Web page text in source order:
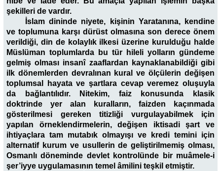
şekilleri de vardır.
İslam dininde niyete, kişinin Yaratanına, kendine
ve toplumuna karşı dürüst olmasına son derece önem
verildiği, din de kolaylık ilkesi üzerine kurulduğu halde
Müslüman toplumlarda bu tür hileli yolların gündeme
gelmiş olması insanî zaaflardan kaynaklanabildiği gibi
ilk dönemlerden devralınan kural ve ölçülerin değişen
toplumsal hayata ve şartlara cevap veremez oluşuyla
da bağlantılıdır. Nitekim, faiz konusunda klasik
doktrinde yer alan kuralların, faizden kaçınmada
gösterilmesi gereken titizliği vurgulayabilmek için
yapılan örneklendirmelerin, değişen iktisadi şart ve
ihtiyaçlara tam mutabık olmayışı ve kredi temini için
alternatif kurum ve usullerin de geliştirilmemiş olması,
Osmanlı döneminde devlet kontrolünde bir muâmele-i
şer’iyye uygulamasının temel âmilini teşkil etmiştir.